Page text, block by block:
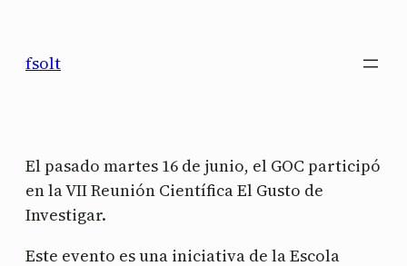
contenido
fsolt
El pasado martes 16 de junio, el GOC participó
en la VII Reunión Científica El Gusto de
Investigar.
Este evento es una iniciativa de la Escola